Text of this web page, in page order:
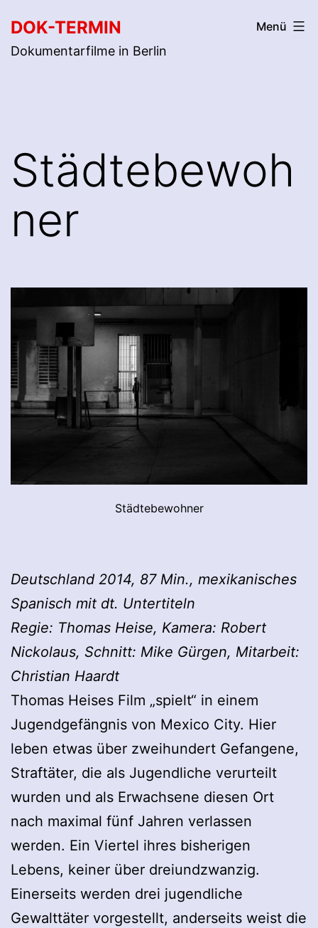
Inhalt
springen
DOK-TERMIN
Dokumentarfilme in Berlin
Menü
Städtebewoh
ner
Städtebewohner
Deutschland 2014, 87 Min., mexikanisches
Spanisch mit dt. Untertiteln
Regie: Thomas Heise, Kamera: Robert
Nickolaus, Schnitt: Mike Gürgen, Mitarbeit:
Christian Haardt
Thomas Heises Film „spielt“ in einem
Jugendgefängnis von Mexico City. Hier
leben etwas über zweihundert Gefangene,
Straftäter, die als Jugendliche verurteilt
wurden und als Erwachsene diesen Ort
nach maximal fünf Jahren verlassen
werden. Ein Viertel ihres bisherigen
Lebens, keiner über dreiundzwanzig.
Einerseits werden drei jugendliche
Gewalttäter vorgestellt, anderseits weist die